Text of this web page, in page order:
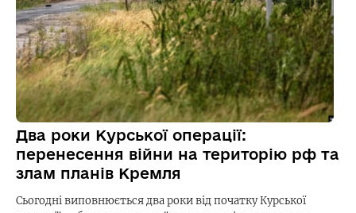
Два роки Курської операції:
перенесення війни на територію рф та
злам планів Кремля
Сьогодні виповнюється два роки від початку Курської